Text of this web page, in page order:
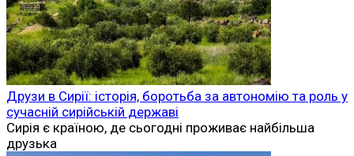
Друзи в Сирії: історія, боротьба за автономію та роль у
сучасній сирійській державі
Сирія є країною, де сьогодні проживає найбільша
друзька